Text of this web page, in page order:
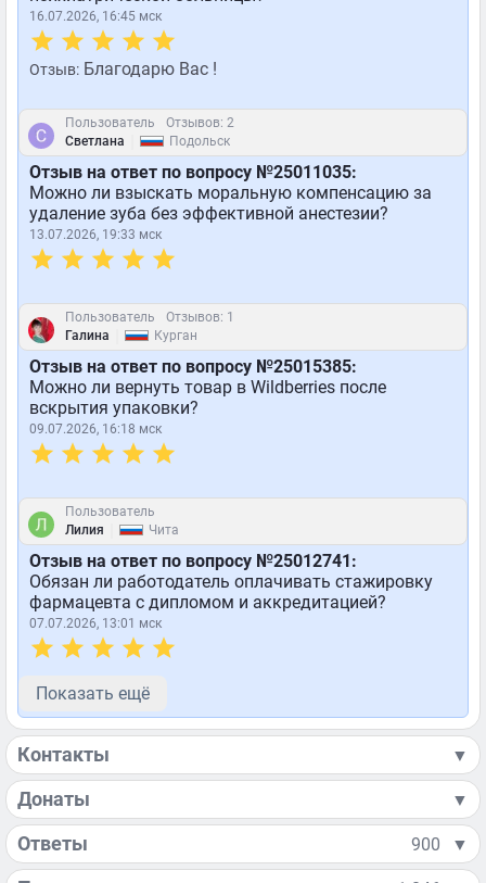
16.07.2026, 16:45 мск
Отзыв: Благодарю Вас !
Пользователь
Отзывов: 2
Светлана
Подольск
Отзыв на ответ по вопросу №25011035:
Можно ли взыскать моральную компенсацию за
удаление зуба без эффективной анестезии?
13.07.2026, 19:33 мск
Пользователь
Отзывов: 1
Галина
Курган
Отзыв на ответ по вопросу №25015385:
Можно ли вернуть товар в Wildberries после
вскрытия упаковки?
09.07.2026, 16:18 мск
Пользователь
Лилия
Чита
Отзыв на ответ по вопросу №25012741:
Обязан ли работодатель оплачивать стажировку
фармацевта с дипломом и аккредитацией?
07.07.2026, 13:01 мск
Показать ещё
Контакты ▼
Донаты ▼
Ответы 900 ▼